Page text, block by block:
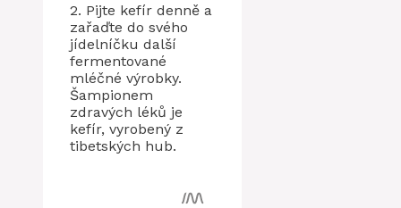
2. Pijte kefír denně a
zařaďte do svého
jídelníčku další
fermentované
mléčné výrobky.
Šampionem
zdravých léků je
kefír, vyrobený z
tibetských hub.